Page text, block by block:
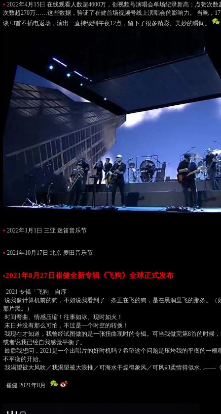
• 2022年4月15日 在线观看人数超4600万，创视频号演唱会单场纪录新高；点赞次数
次数超270万……这些数据，验证了崔健首场视频号线上演唱会的影响力。 当晚，
谈+3首不插电返场，演出一直持续到午夜12点，留下了很多精彩、美妙的瞬间。
• 2022年1月1日 三亚 迷笛音乐节
• 2021年10月17日 北京 麦田音乐节
•2021年8月27日崔健全新专辑《飞狗》全球正式发布
2021 专辑「飞狗」自序
说我像计算机前的狗，不如说我看到了一条正在飞的狗，是在黑洞里飞的那条。（
那片黑。）
时间弯曲、情感压缩！往事如冰、现时如火！
末日并没有那么可怕，不过是一个时空的转换！
我现在才知道，我曾经试图做的是一张扭曲现时的专辑。可当我做完第8首的时候
或者说我已经自我感觉平衡了。
最后我想问，2021是一个出唱片的好时机吗？希望这个问题是压垮我的平衡的一根
不平衡的开始。
我渴望被大风吹／我渴望被大浪推／可海水干燥得象风／可风却柔情得似水...——
崔健 2021年8月